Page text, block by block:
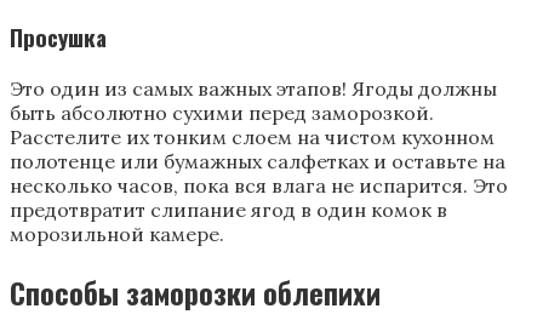
Просушка
Это один из самых важных этапов! Ягоды должны
быть абсолютно сухими перед заморозкой.
Расстелите их тонким слоем на чистом кухонном
полотенце или бумажных салфетках и оставьте на
несколько часов, пока вся влага не испарится. Это
предотвратит слипание ягод в один комок в
морозильной камере.
Способы заморозки облепихи